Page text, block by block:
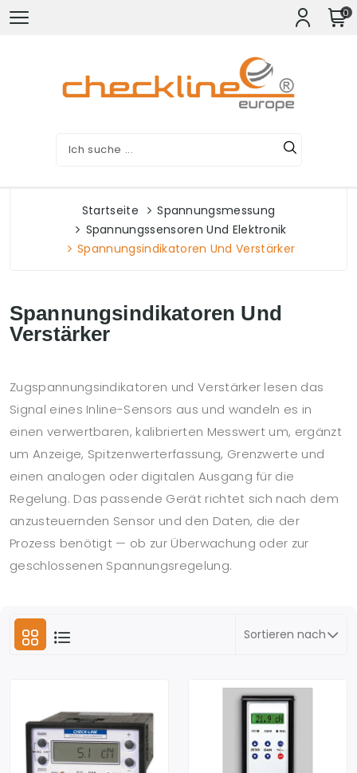
0
Startseite
Spannungsmessung
Spannungssensoren Und Elektronik
Spannungsindikatoren Und Verstärker
Spannungsindikatoren Und
Verstärker
Zugspannungsindikatoren und Verstärker lesen das
Signal eines Inline-Sensors aus und wandeln es in
einen verwertbaren, kalibrierten Messwert um, ergänzt
um Anzeige, Spitzenwerterfassung, Grenzwerte und
einen analogen oder digitalen Ausgang für die
Regelung. Das passende Gerät richtet sich nach dem
anzusteuernden Sensor und den Daten, die der
Prozess benötigt — ob zur Überwachung oder zur
geschlossenen Spannungsregelung.